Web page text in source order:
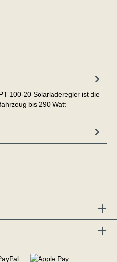
100-20 Solarladeregler ist die
bis 290 Watt